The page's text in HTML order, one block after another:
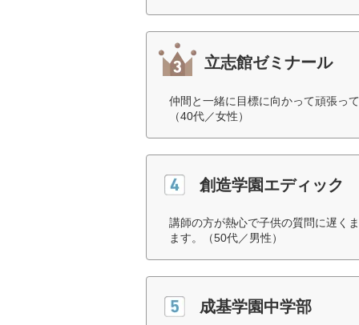
立志館ゼミナール
仲間と一緒に目標に向かって頑張っ
（40代／女性）
創造学園エディック
講師の方が熱心で子供の質問に遅く
ます。（50代／男性）
成基学園中学部